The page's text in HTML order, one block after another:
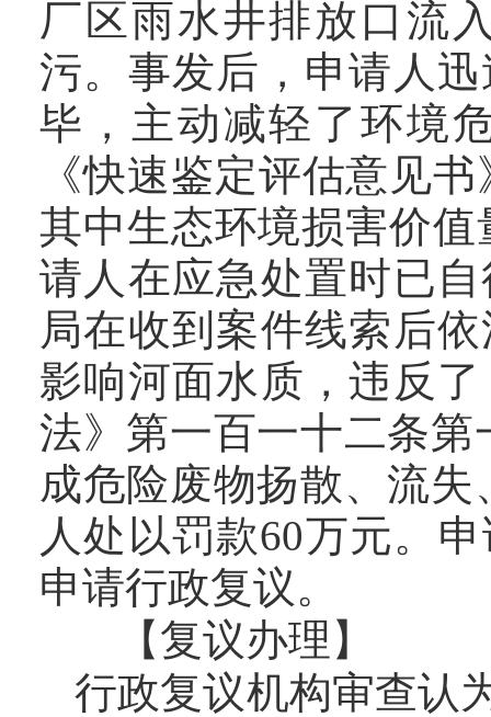
厂区雨水井排放口流
污。事发后，申请人
毕，主动减轻了环境
《快速鉴定评估意见
其中生态环境损害价值
请人在应急处置时已
局在收到案件线索后
影响河面水质，违反
法》第一百一十二条
成危险废物扬散、流
人处以罚款60万元。
申请行政复议。
【复议办理】
行政复议机构审查认